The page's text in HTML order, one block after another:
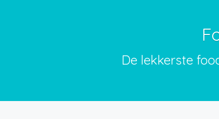
De lekkerste